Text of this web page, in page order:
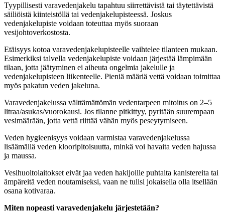
Tyypillisesti varavedenjakelu tapahtuu siirrettävistä tai täytettävistä
säiliöistä kiinteistöllä tai vedenjakelupisteessä. Joskus
vedenjakelupiste voidaan toteuttaa myös suoraan
vesijohtoverkostosta.
Etäisyys kotoa varavedenjakelupisteelle vaihtelee tilanteen mukaan.
Esimerkiksi talvella vedenjakelupiste voidaan järjestää lämpimään
tilaan, jotta jäätyminen ei aiheuta ongelmia jakelulle ja
vedenjakelupisteen liikenteelle. Pieniä määriä vettä voidaan toimittaa
myös pakatun veden jakeluna.
Varavedenjakelussa välttämättömän vedentarpeen mitoitus on 2–5
litraa/asukas/vuorokausi. Jos tilanne pitkittyy, pyritään suurempaan
vesimäärään, jotta vettä riittää vähän myös peseytymiseen.
Veden hygieenisyys voidaan varmistaa varavedenjakelussa
lisäämällä veden klooripitoisuutta, minkä voi havaita veden hajussa
ja maussa.
Vesihuoltolaitokset eivät jaa veden hakijoille puhtaita kanistereita tai
ämpäreitä veden noutamiseksi, vaan ne tulisi jokaisella olla itsellään
osana kotivaraa.
Miten nopeasti varavedenjakelu järjestetään?